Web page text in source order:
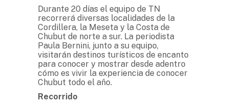
Durante 20 días el equipo de TN
recorrerá diversas localidades de la
Cordillera, la Meseta y la Costa de
Chubut de norte a sur. La periodista
Paula Bernini, junto a su equipo,
visitarán destinos turísticos de encanto
para conocer y mostrar desde adentro
cómo es vivir la experiencia de conocer
Chubut todo el año.
Recorrido